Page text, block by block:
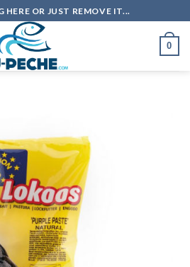
OR JUST REMOVE IT...
0